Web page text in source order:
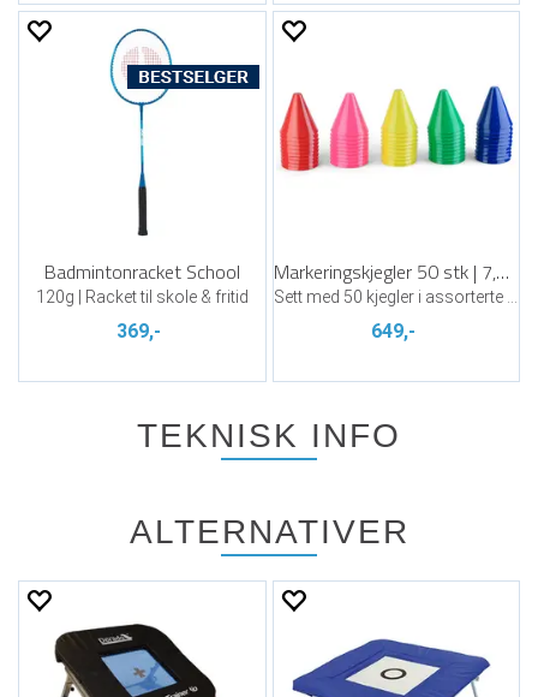
Badmintonracket School
120g | Racket til skole & fritid
369,-
Markeringskjegler 50 stk | 7,5 cm
649,-
TEKNISK INFO
ALTERNATIVER